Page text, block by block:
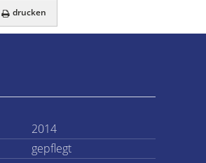
drucken
2014
gepflegt